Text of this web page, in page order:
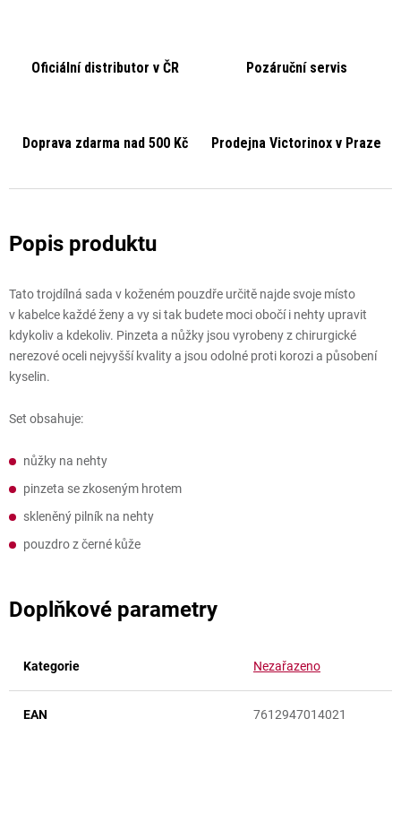
Oficiální distributor v ČR Pozáruční servis
Doprava zdarma nad 500 Kč Prodejna Victorinox v Praze
Tato trojdílná sada v koženém pouzdře určitě najde svoje místo
v kabelce každé ženy a vy si tak budete moci obočí i nehty upravit
kdykoliv a kdekoliv. Pinzeta a nůžky jsou vyrobeny z chirurgické
nerezové oceli nejvyšší kvality a jsou odolné proti korozi a působení
kyselin.
Set obsahuje:
nůžky na nehty
pinzeta se zkoseným hrotem
skleněný pilník na nehty
pouzdro z černé kůže
Doplňkové parametry
Kategorie Nezařazeno
EAN 7612947014021